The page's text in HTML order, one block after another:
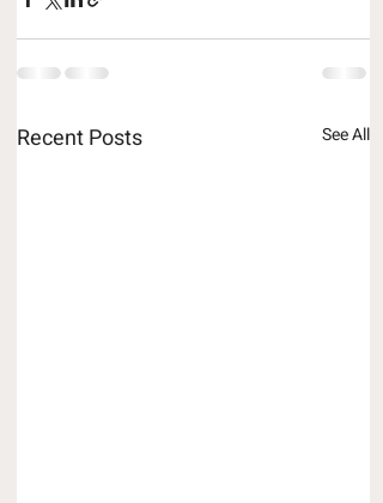
Recent Posts See All